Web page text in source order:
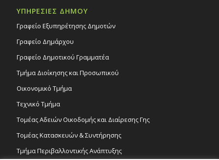
ΥΠΗΡΕΣΙΕΣ ΔΗΜΟΥ
Γραφείο Εξυπηρέτησης Δημοτών
Γραφείο Δημάρχου
Γραφείο Δημοτικού Γραμματέα
Τμήμα Διοίκησης και Προσωπικού
Οικονομικό Τμήμα
Τεχνικό Τμήμα
Τομέας Αδειών Οικοδομής και Διαίρεσης Γης
Τομέας Κατασκευών & Συντήρησης
Τμήμα Περιβαλλοντικής Ανάπτυξης